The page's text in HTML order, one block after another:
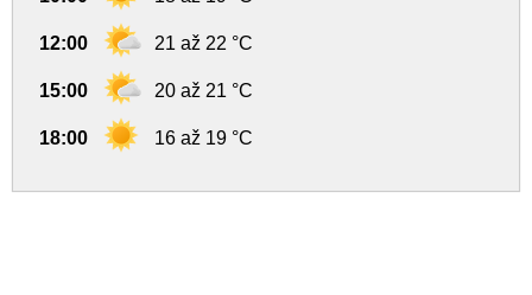
12:00 21 až 22 °C
15:00 20 až 21 °C
18:00 16 až 19 °C